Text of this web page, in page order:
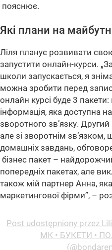
пояснює.
Які плани на
Ліля планує розвивати свою
запустити онлайн-курси.
школи запускається, я
можна зробити перед
онлайн курсі буде 3
інформація, яка доступна
зворотного зв’язку.
але зі зворотнім зв’язком,
домашніх завдань,
бізнес пакет –
попередніх пакетах, але
також мій партнер Анна,
маркетингової фірми”, –
Post udostępniony przez
МК • БУКЕТИ •